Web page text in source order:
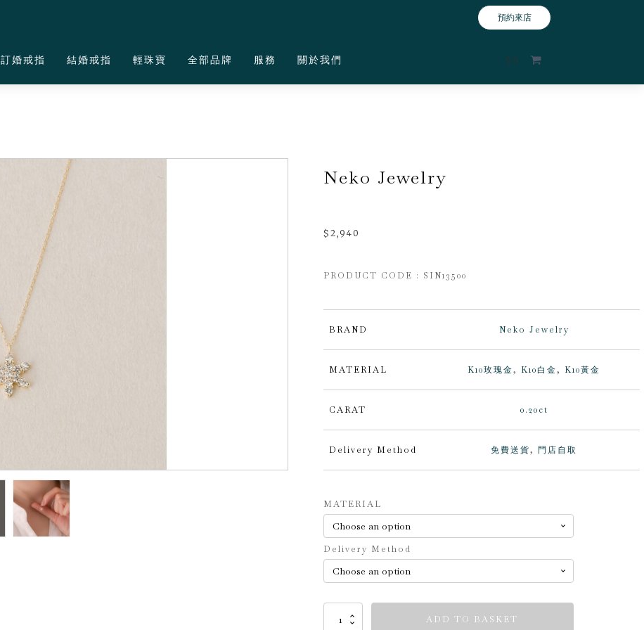
預約來店
訂婚戒指 結婚戒指 輕珠寶 全部品牌 服務 關於我們 $ 0
Neko Jewelry
$ 2,940
PRODUCT CODE : SIN13500
BRAND Neko Jewelry
MATERIAL K10玫瑰金, K10白金, K10黃金
CARAT 0.20ct
Delivery Method 免費送貨, 門店自取
MATERIAL
Delivery Method
Jewelry
ADD TO BASKET
Alternative: